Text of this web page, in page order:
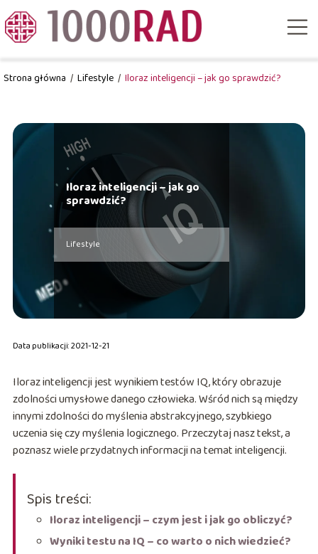
Strona główna / Lifestyle / Iloraz inteligencji – jak go sprawdzić?
Iloraz inteligencji – jak go
sprawdzić?
Lifestyle
Data publikacji: 2021-12-21
Iloraz inteligencji jest wynikiem testów IQ, który obrazuje
zdolności umysłowe danego człowieka. Wśród nich są między
innymi zdolności do myślenia abstrakcyjnego, szybkiego
uczenia się czy myślenia logicznego. Przeczytaj nasz tekst, a
poznasz wiele przydatnych informacji na temat inteligencji.
Spis treści:
Iloraz inteligencji – czym jest i jak go obliczyć?
Wyniki testu na IQ – co warto o nich wiedzieć?